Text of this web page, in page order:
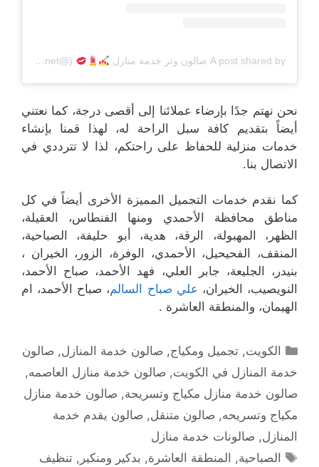
A post shared by صالون وتر خدمة منازل (@beautyq8net)
نحن نهتم جدًا بإرضاء عملائنا إلى أقصى درجة، كما نعتني
أيضاً بتقديم كافة سبل الراحة له، لهذا قمنا بإنشاء
خدمات منزلية للحفاظ على راحتكم، لذا لا تترددي في
الاتصال بنا.
كما نقدم خدمات التجميل المميزة الأخرى أيضاً في كل
مناطق محافظة الأحمدي ومنها الفنطاس، العقيلة،
الظهر، المهبولة، الرقة، هدية، أبو حليفة، الصباحية،
المنقف، الفحيحيل، الأحمدي، الوفرة، الزور، الخيران ،
بنيدر، الجليعة، جابر العلي، فهد الأحمد، صباح الأحمد،
النويصيب، الخيران، علي صباح السالم، صباح الأحمد، ام
الهيمان، والمنطقة العاشرة .
التصنيفات
الكويت,تجميل ومكياج, صالون خدمة المنازل, صالون
خدمة المنازل في الكويت, صالون خدمة منازل العاصمه,
صالون خدمة منازل مكياج وتسريحة, صالون خدمة منازل
مكياج وتسريحه, صالون متنقل, صالون يقدم خدمة
المنازل, صالونات خدمة منازل
الوسوم
الصباحية, المنطقة العاشرة, بدكير ومنكير ,تنظيف